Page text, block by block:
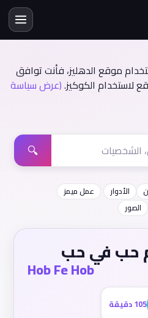
موقع الدهليز، فأنت توافق
لاستخدام الكوكيز.(عرض سياسة
🔍
الأدوار
عمل ميمز
الصور
حب في حب
Hob Fe Hob
105 دقيقة